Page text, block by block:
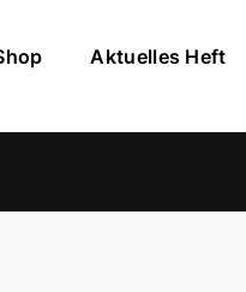
Aktuelles Heft